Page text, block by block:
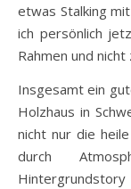
etwas Stalking
ich persönlich
Rahmen und
Insgesamt ein
Holzhaus in
nicht nur die
durch